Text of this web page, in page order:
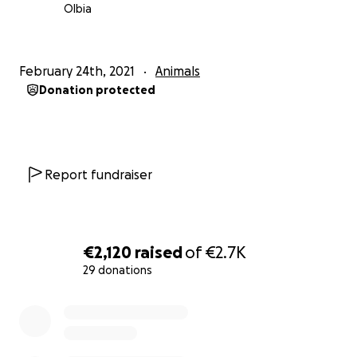
€2,120 raisedof€2.7K
29 donations
Meloni Veronica
Olbia
February 24th, 2021 Animals
Donation protected
Report fundraiser